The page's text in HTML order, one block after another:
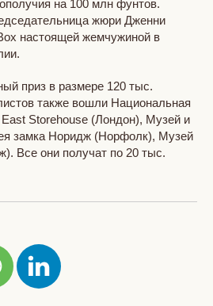
на 100 млн фунтов.
жюри Дженни
настоящей жемчужиной в
приз в размере 120 тыс.
также вошли Национальная
Storehouse (Лондон), Музей и
замка Норидж (Норфолк), Музей
Все они получат по 20 тыс.